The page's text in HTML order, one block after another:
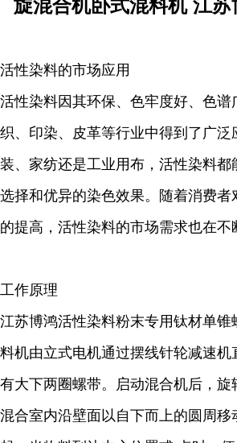
旋混合机卧式混料机 江
活性染料的市场应用
活性染料因其环保、色牢度好、色谱
织、印染、皮革等行业中得到了广泛
装、家纺还是工业用布，活性染料都
选择和优异的染色效果。随着消费者
的提高，活性染料的市场需求也在不
工作原理
江苏博鸿活性染料粉末专用钛材单锥
料机由立式电机通过摆线针轮减速机
有大下两圈螺带。启动混合机后，旋
混合室内沿壁面以自下而上的圆周移